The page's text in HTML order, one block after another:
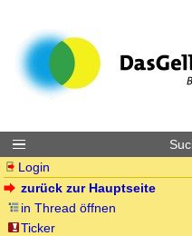
Login
zurück zur Hauptseite
in Thread öffnen
Ticker